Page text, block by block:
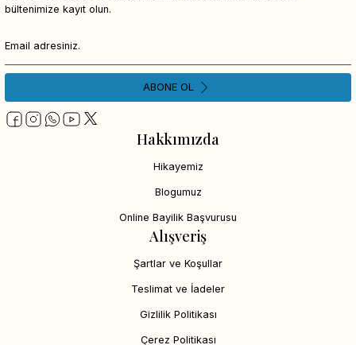
Hakkımızda
Hikayemiz
Blogumuz
Online Bayilik Başvurusu
Alışveriş
Şartlar ve Koşullar
Teslimat ve İadeler
Gizlilik Politikası
Çerez Politikası
bültenimize kayıt olun.
ABONE OL